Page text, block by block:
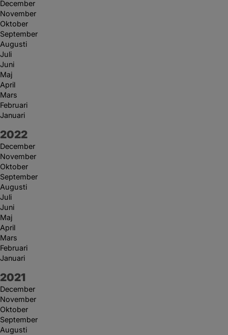
December
November
Oktober
September
Augusti
Juli
Juni
Maj
April
Mars
Februari
Januari
År:
2022
December
November
Oktober
September
Augusti
Juli
Juni
Maj
April
Mars
Februari
Januari
År:
2021
December
November
Oktober
September
Augusti